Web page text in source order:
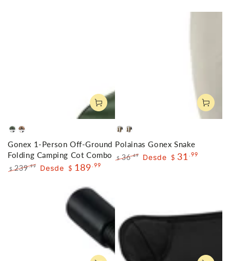
Army
Green
Khaki
Gonex 1-Person Off-Ground
Folding Camping Cot Combo
$ 239.99 Desde $ 189 .99
CaquiWholesale
Option
Polainas Gonex Snake
$ 36.49 Desde $ 31 .99